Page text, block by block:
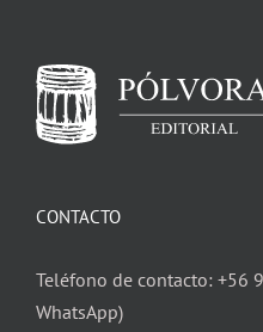
CONTACTO
Teléfono de contacto: +56
WhatsApp)